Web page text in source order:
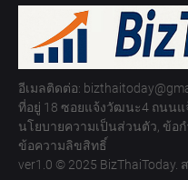
อีเมลติดต่อ:
ที่อยู่ 18 ซอยแจ้งวัฒนะ4 ถนน
นโยบายความเป็นส่วนตัว, ข้อ
ข้อความลิขสิทธิ์
ver1.0 © 2025